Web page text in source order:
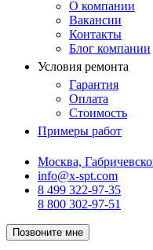
О компании
Вакансии
Контакты
Блог компании
Условия ремонта
Гарантия
Оплата
Стоимость
Примеры работ
Москва,
info@x-spt.com
8 499 322-97-35
8 800 302-97-51
Позвоните мне